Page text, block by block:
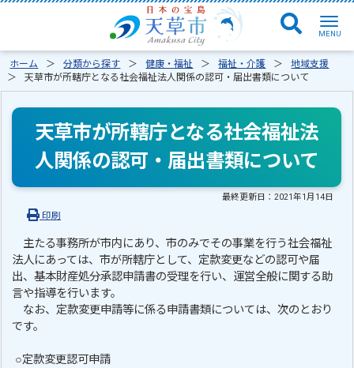
ホーム 分類から探す 健康・福祉 福祉・介護
地域支援
天草市が所轄庁となる社会福祉法人関係の認可・届出書類について
天草市が所轄庁となる社会福祉法
人関係の認可・届出書類について
最終更新日：2021年1月14日
印刷
主たる事務所が市内にあり、市のみでその事業を行う社会福祉
法人にあっては、市が所轄庁として、定款変更などの認可や届
出、基本財産処分承認申請書の受理を行い、運営全般に関する助
言や指導を行います。
なお、定款変更申請等に係る申請書類については、次のとおり
です。
○定款変更認可申請